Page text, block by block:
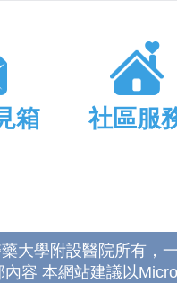
箱 社區服
大學附設醫院所有，
容 本網站建議以